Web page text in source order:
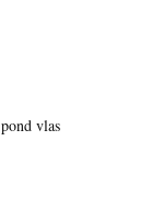
vlas